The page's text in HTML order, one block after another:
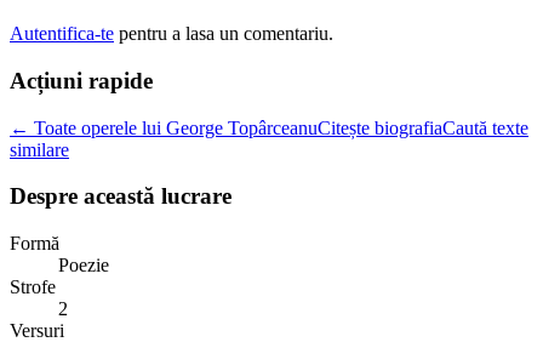
Autentifica-te pentru a lasa un comentariu.
Acțiuni rapide
← Toate operele lui George TopârceanuCitește biografiaCaută texte
similare
Despre această lucrare
Formă
Poezie
Strofe
2
Versuri